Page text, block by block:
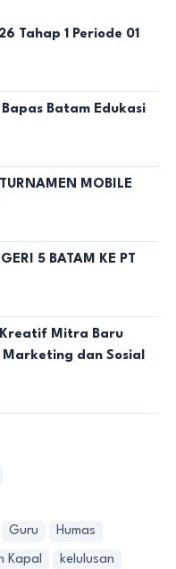
Tahap 1 Periode 01
Batam Edukasi
MOBILE
5 BATAM KE PT
Kreatif Mitra Baru
dan Sosial
Guru Humas
Kapal kelulusan